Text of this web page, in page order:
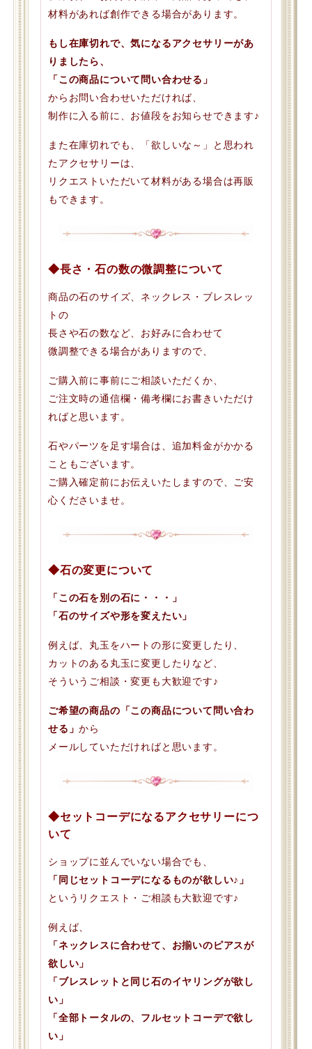
材料があれば創作できる場合があります。
もし在庫切れで、気になるアクセサリーがあ
りましたら、
「この商品について問い合わせる」
からお問い合わせいただければ、
制作に入る前に、お値段をお知らせできます♪
また在庫切れでも、「欲しいな～」と思われ
たアクセサリーは、
リクエストいただいて材料がある場合は再販
もできます。
◆長さ・石の数の微調整について
商品の石のサイズ、ネックレス・ブレスレッ
トの
長さや石の数など、お好みに合わせて
微調整できる場合がありますので、
ご購入前に事前にご相談いただくか、
ご注文時の通信欄・備考欄にお書きいただけ
ればと思います。
石やパーツを足す場合は、追加料金がかかる
こともございます。
ご購入確定前にお伝えいたしますので、ご安
心くださいませ。
◆石の変更について
「この石を別の石に・・・」
「石のサイズや形を変えたい」
例えば、丸玉をハートの形に変更したり、
カットのある丸玉に変更したりなど、
そういうご相談・変更も大歓迎です♪
ご希望の商品の「この商品について問い合わ
せる」から
メールしていただければと思います。
◆セットコーデになるアクセサリーにつ
いて
ショップに並んでいない場合でも、
「同じセットコーデになるものが欲しい♪」
というリクエスト・ご相談も大歓迎です♪
例えば、
「ネックレスに合わせて、お揃いのピアスが
欲しい」
「ブレスレットと同じ石のイヤリングが欲し
い」
「全部トータルの、フルセットコーデで欲し
い」